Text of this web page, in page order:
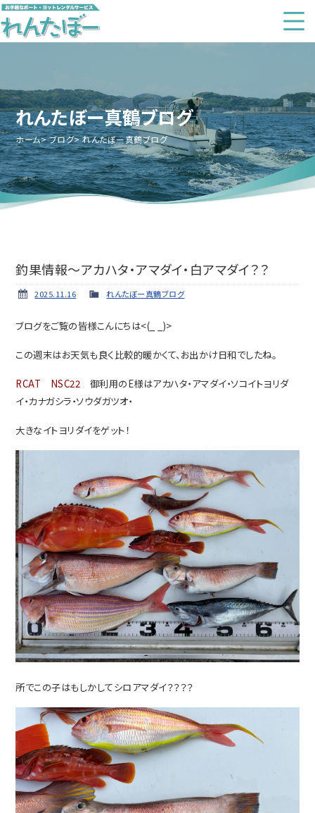
れんたぼー真鶴ブログ
ホーム ブログ れんたぼー真鶴ブログ
釣果情報～アカハタ・アマダイ・白アマダイ？？
2025.11.16 れんたぼー真鶴ブログ
ブログをご覧の皆様こんにちは<(_ _)>
この週末はお天気も良く比較的暖かくて、お出かけ日和でしたね。
RCAT NSC22 御利用のE様はアカハタ・アマダイ・ソコイトヨリダ
イ・カナガシラ・ソウダガツオ・
大きなイトヨリダイをゲット！
所でこの子はもしかしてシロアマダイ？？？？